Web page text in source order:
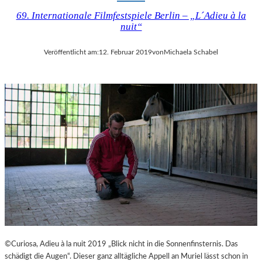
69. Internationale Filmfestspiele Berlin – „L´Adieu à la
nuit“
Veröffentlicht am:12. Februar 2019von Michaela Schabel
©Curiosa, Adieu à la nuit 2019 „Blick nicht in die Sonnenfinsternis. Das
schädigt die Augen“. Dieser ganz alltägliche Appell an Muriel lässt schon in